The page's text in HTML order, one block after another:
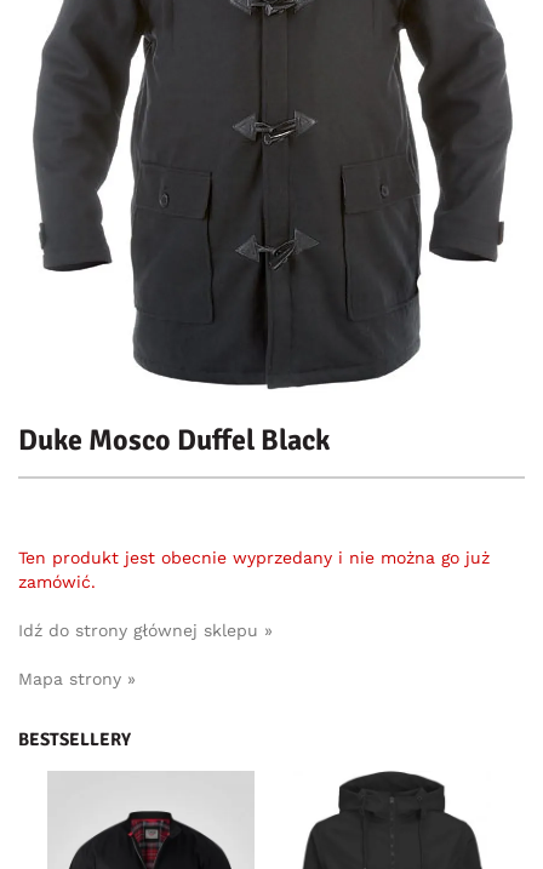
Duke Mosco Duffel Black
Ten produkt jest obecnie wyprzedany i nie można go już
zamówić.
Idź do strony głównej sklepu »
Mapa strony »
BESTSELLERY